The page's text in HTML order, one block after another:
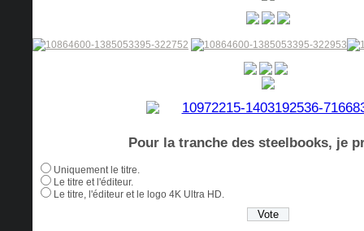
Pour la tranche des steelbooks, je
Uniquement le titre.
Le titre et l'éditeur.
Le titre, l'éditeur et le logo 4K Ultra HD.